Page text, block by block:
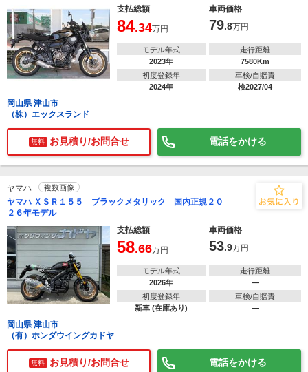
支払総額
車両価格
84.34万円 79.8万円
モデル年式
2023年
走行距離
7580Km
初度登録年
2024年
車検/自賠責
検2027/04
岡山県 津山市
（株）エックスランド
無料 お見積り/お問合せ 電話をかける
ヤマハ 複数画像
ヤマハ ＸＳＲ１５５ ブラックメタリック 国内正規２０
２６年モデル
支払総額
車両価格
58.66万円 53.9万円
モデル年式
2026年
走行距離
―
初度登録年
新車 (在庫あり)
車検/自賠責
―
岡山県 津山市
（有）ホンダウイングカドヤ
無料 お見積り/お問合せ 電話をかける